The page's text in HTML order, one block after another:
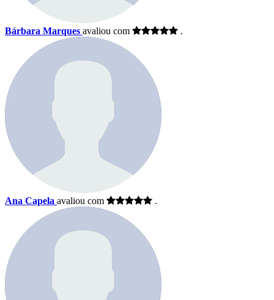
Bárbara Marques avaliou com .
Ana Capela avaliou com .